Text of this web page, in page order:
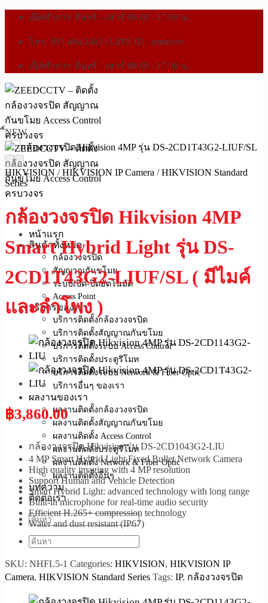
เปิดทำการ จันทร์ - เสาร์ 08.00 - 17.00 น.
โทร. 093 494 2463 | LINE ID : zeedcctv
เปิดทำการ จันทร์ - เสาร์ 08.00 - 17.00 น.
หน้าแรก
สินค้าทั้งหมด
กล้องวงจรปิด
สัญญาณกันขโมย
ระบบเปิด-ปิดอัตโนมัติ
Access Point
บริการของเรา
บริการติดตั้งกล้องวงจรปิด
บริการติดตั้งสัญญาณกันขโมย
บริการติดตั้งระบบ Access Control
บริการติดตั้งประตูรีโมท
บริการติดตั้งระบบ Network & Fiber Optic
บริการอื่นๆ ของเรา
ผลงานของเรา
ผลงานติดตั้งกล้องวงจรปิด
ผลงานติดตั้งสัญญาณกันขโมย
ผลงานติดตั้ง Access Control
ผลงานติดตั้งประตูรีโมท
ผลงานติดตั้ง Network & Fiber Optic
ผลงานติดตั้งอื่นๆ
บทความ
ติดต่อเรา
ื์NEW
HIKVISION / HIKVISION IP Camera / HIKVISION Standard
Series
กล้องวงจรปิด Hikvision 4MP
Smart Hybrid Light รุ่น DS-
2CD1T43G2-LIUF/SL ( มีไมค์
และลำโพง )
฿3,860.00
กล้องวงจรปิด Hikvision รุ่น DS-2CD1043G2-LIU
4 MP Smart Hybrid Light Fixed Bullet Network Camera
High quality imaging with 4 MP resolution
Support Human and Vehicle Detection
Smart Hybrid Light: advanced technology with long range
Built-in microphone for real-time audio security
Efficient H.265+ compression technology
Water and dust resistant (IP67)
SKU: NHFL5-1 Categories: HIKVISION, HIKVISION IP
Camera, HIKVISION Standard Series Tags: IP, กล้องวงจรปิด